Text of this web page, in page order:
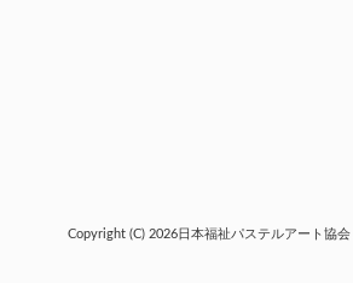
Copyright (C) 2026日本福祉パステルアート協会